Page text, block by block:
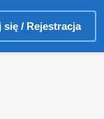
się / Rejestracja